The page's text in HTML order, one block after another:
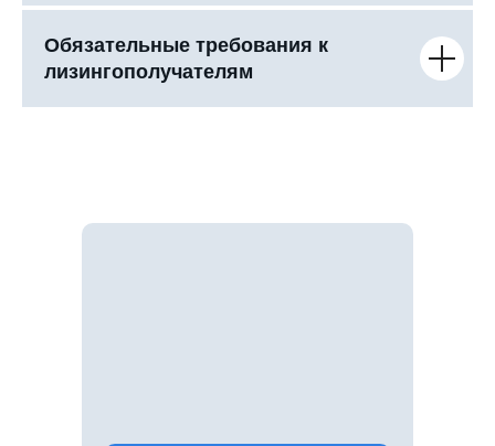
Обязательные требования к
лизингополучателям